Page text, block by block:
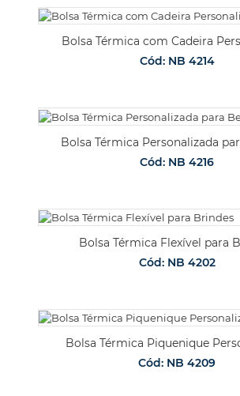
Bolsa Térmica com Cadeira
Cód: NB 4214
Bolsa Térmica Personalizada
Cód: NB 4216
Bolsa Térmica Flexível para
Cód: NB 4202
Bolsa Térmica Piquenique
Cód: NB 4209